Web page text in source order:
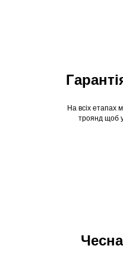
На всіх етапах
троянд щоб